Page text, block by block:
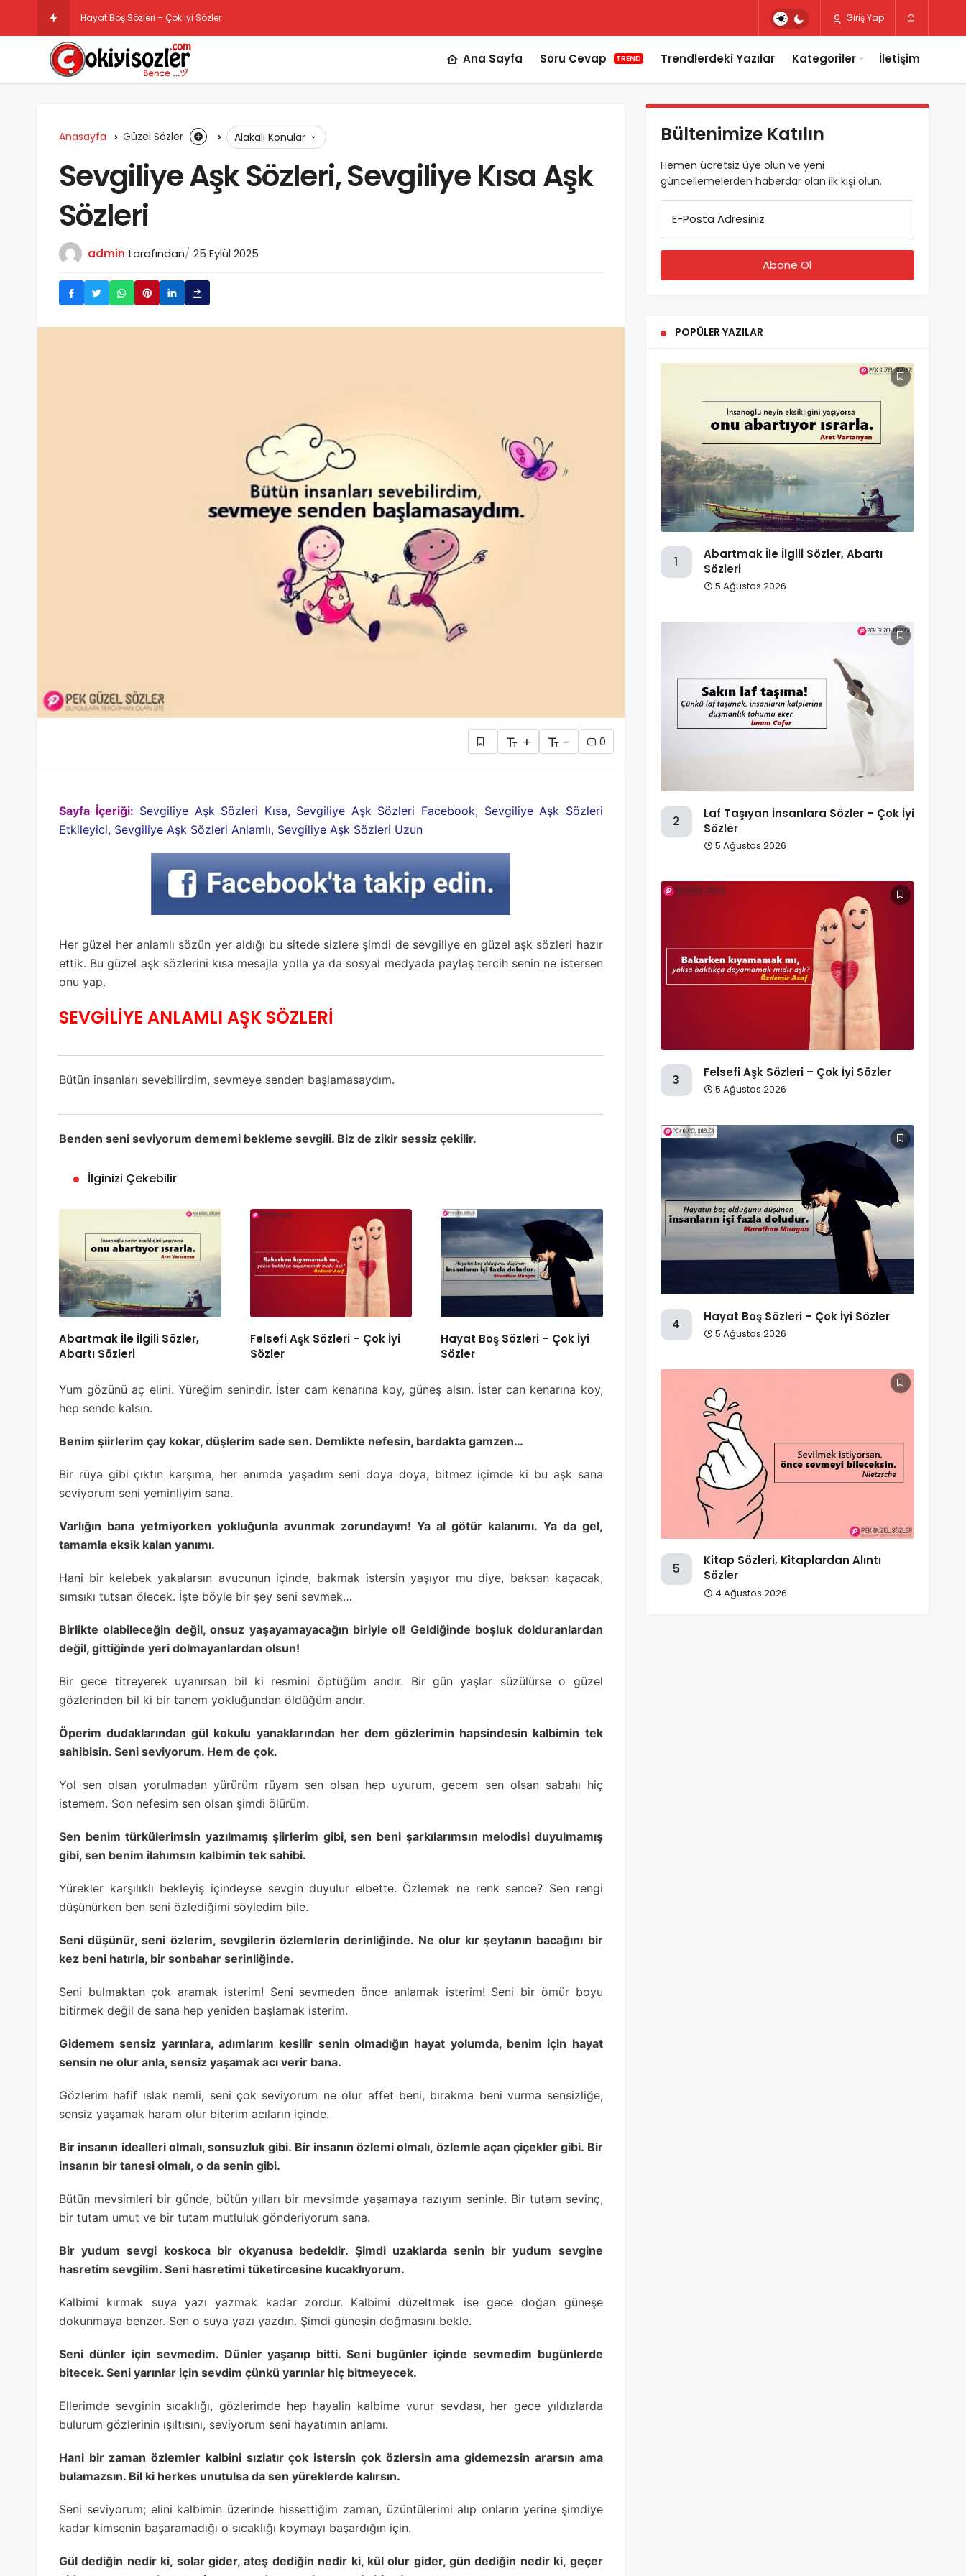
Hayat Boş Sözleri – Çok İyi Sözler Giriş Yap
Ana Sayfa Soru Cevap TREND Trendlerdeki Yazılar Kategoriler İletişim
Anasayfa Güzel Sözler Alakalı Konular
Sevgiliye Aşk Sözleri, Sevgiliye Kısa Aşk
Sözleri
admin tarafından 25 Eylül 2025
+ - 0
Sayfa İçeriği: Sevgiliye Aşk Sözleri Kısa, Sevgiliye Aşk Sözleri Facebook, Sevgiliye Aşk Sözleri
Etkileyici, Sevgiliye Aşk Sözleri Anlamlı, Sevgiliye Aşk Sözleri Uzun
Her güzel her anlamlı sözün yer aldığı bu sitede sizlere şimdi de sevgiliye en güzel aşk sözleri hazır
ettik. Bu güzel aşk sözlerini kısa mesajla yolla ya da sosyal medyada paylaş tercih senin ne istersen
onu yap.
SEVGİLİYE ANLAMLI AŞK SÖZLERİ
Bütün insanları sevebilirdim, sevmeye senden başlamasaydım.
Benden seni seviyorum dememi bekleme sevgili. Biz de zikir sessiz çekilir.
İlginizi Çekebilir
Abartmak İle İlgili Sözler,
Abartı Sözleri
Felsefi Aşk Sözleri – Çok İyi
Sözler
Hayat Boş Sözleri – Çok İyi
Sözler
Yum gözünü aç elini. Yüreğim senindir. İster cam kenarına koy, güneş alsın. İster can kenarına koy,
hep sende kalsın.
Benim şiirlerim çay kokar, düşlerim sade sen. Demlikte nefesin, bardakta gamzen…
Bir rüya gibi çıktın karşıma, her anımda yaşadım seni doya doya, bitmez içimde ki bu aşk sana
seviyorum seni yeminliyim sana.
Varlığın bana yetmiyorken yokluğunla avunmak zorundayım! Ya al götür kalanımı. Ya da gel,
tamamla eksik kalan yanımı.
Hani bir kelebek yakalarsın avucunun içinde, bakmak istersin yaşıyor mu diye, baksan kaçacak,
sımsıkı tutsan ölecek. İşte böyle bir şey seni sevmek…
Birlikte olabileceğin değil, onsuz yaşayamayacağın biriyle ol! Geldiğinde boşluk dolduranlardan
değil, gittiğinde yeri dolmayanlardan olsun!
Bir gece titreyerek uyanırsan bil ki resmini öptüğüm andır. Bir gün yaşlar süzülürse o güzel
gözlerinden bil ki bir tanem yokluğundan öldüğüm andır.
Öperim dudaklarından gül kokulu yanaklarından her dem gözlerimin hapsindesin kalbimin tek
sahibisin. Seni seviyorum. Hem de çok.
Yol sen olsan yorulmadan yürürüm rüyam sen olsan hep uyurum, gecem sen olsan sabahı hiç
istemem. Son nefesim sen olsan şimdi ölürüm.
Sen benim türkülerimsin yazılmamış şiirlerim gibi, sen beni şarkılarımsın melodisi duyulmamış
gibi, sen benim ilahımsın kalbimin tek sahibi.
Yürekler karşılıklı bekleyiş içindeyse sevgin duyulur elbette. Özlemek ne renk sence? Sen rengi
düşünürken ben seni özlediğimi söyledim bile.
Seni düşünür, seni özlerim, sevgilerin özlemlerin derinliğinde. Ne olur kır şeytanın bacağını bir
kez beni hatırla, bir sonbahar serinliğinde.
Seni bulmaktan çok aramak isterim! Seni sevmeden önce anlamak isterim! Seni bir ömür boyu
bitirmek değil de sana hep yeniden başlamak isterim.
Gidemem sensiz yarınlara, adımlarım kesilir senin olmadığın hayat yolumda, benim için hayat
sensin ne olur anla, sensiz yaşamak acı verir bana.
Gözlerim hafif ıslak nemli, seni çok seviyorum ne olur affet beni, bırakma beni vurma sensizliğe,
sensiz yaşamak haram olur biterim acıların içinde.
Bir insanın idealleri olmalı, sonsuzluk gibi. Bir insanın özlemi olmalı, özlemle açan çiçekler gibi. Bir
insanın bir tanesi olmalı, o da senin gibi.
Bütün mevsimleri bir günde, bütün yılları bir mevsimde yaşamaya razıyım seninle. Bir tutam sevinç,
bir tutam umut ve bir tutam mutluluk gönderiyorum sana.
Bir yudum sevgi koskoca bir okyanusa bedeldir. Şimdi uzaklarda senin bir yudum sevgine
hasretim sevgilim. Seni hasretimi tüketircesine kucaklıyorum.
Kalbimi kırmak suya yazı yazmak kadar zordur. Kalbimi düzeltmek ise gece doğan güneşe
dokunmaya benzer. Sen o suya yazı yazdın. Şimdi güneşin doğmasını bekle.
Seni dünler için sevmedim. Dünler yaşanıp bitti. Seni bugünler içinde sevmedim bugünlerde
bitecek. Seni yarınlar için sevdim çünkü yarınlar hiç bitmeyecek.
Ellerimde sevginin sıcaklığı, gözlerimde hep hayalin kalbime vurur sevdası, her gece yıldızlarda
bulurum gözlerinin ışıltısını, seviyorum seni hayatımın anlamı.
Hani bir zaman özlemler kalbini sızlatır çok istersin çok özlersin ama gidemezsin ararsın ama
bulamazsın. Bil ki herkes unutulsa da sen yüreklerde kalırsın.
Seni seviyorum; elini kalbimin üzerinde hissettiğim zaman, üzüntülerimi alıp onların yerine şimdiye
kadar kimsenin başaramadığı o sıcaklığı koymayı başardığın için.
Gül dediğin nedir ki, solar gider, ateş dediğin nedir ki, kül olur gider, gün dediğin nedir ki, geçer
Bültenimize Katılın
Hemen ücretsiz üye olun ve yeni
güncellemelerden haberdar olan ilk kişi olun.
E-Posta Adresiniz
POPÜLER YAZILAR
1
Abartmak İle İlgili Sözler, Abartı
Sözleri
5 Ağustos 2026
2
Laf Taşıyan İnsanlara Sözler – Çok İyi
Sözler
5 Ağustos 2026
3
Felsefi Aşk Sözleri – Çok İyi Sözler
5 Ağustos 2026
4
Hayat Boş Sözleri – Çok İyi Sözler
5 Ağustos 2026
5
Kitap Sözleri, Kitaplardan Alıntı
Sözler
4 Ağustos 2026